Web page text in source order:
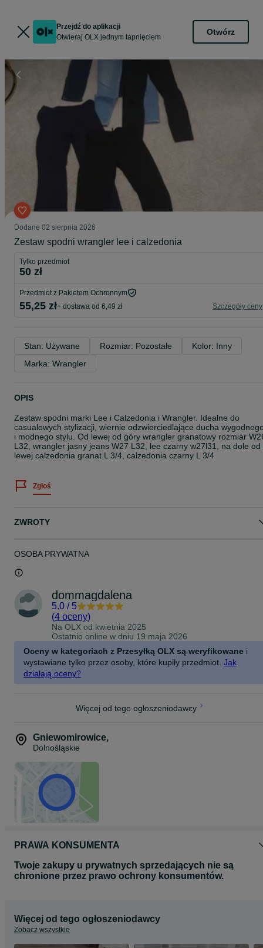
Przejdź do aplikacji
Otwieraj OLX jednym tapnięciem
Otwórz
Dodane 02 sierpnia 2026
Zestaw spodni wrangler lee i calzedonia
Tylko przedmiot
50 zł
Przedmiot z Pakietem Ochronnym
55,25 zł+ dostawa od 6,49 zł Szczegóły ceny
Stan: Używane Rozmiar: Pozostałe
Kolor: Inny
Marka: Wrangler
OPIS
Zestaw spodni marki Lee i Calzedonia i Wrangler. Idealne do
casualowych stylizacji, wiernie odzwierciedlające ducha
i modnego stylu. Od lewej od góry wrangler granatowy rozmiar
L32, wrangler jasny jeans W27 L32, lee czarny w27l31, na dole od
lewej calzedonia granat L 3/4, calzedonia czarny L 3/4
Zgłoś
ZWROTY
OSOBA PRYWATNA
dommagdalena
5.0 / 5
(4 oceny)
Na OLX od kwietnia 2025
Ostatnio online w dniu 19 maja 2026
Oceny w kategoriach z Przesyłką OLX są weryfikowane i
wystawiane tylko przez osoby, które kupiły przedmiot. Jak
działają oceny?
Więcej od tego ogłoszeniodawcy
Gniewomirowice,
Dolnośląskie
PRAWA KONSUMENTA
Twoje zakupy u prywatnych sprzedających nie są
chronione przez prawo ochrony konsumentów.
Więcej od tego ogłoszeniodawcy
Zobacz wszystkie